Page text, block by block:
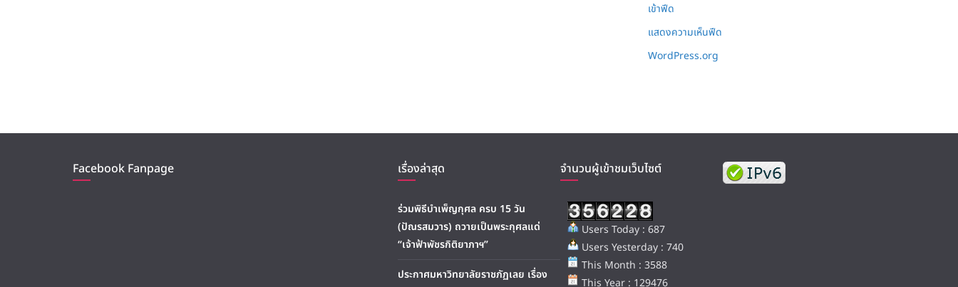
เข้าฟีด
แสดงความเห็นฟีด
WordPress.org
Facebook Fanpage เรื่องล่าสุด
ร่วมพิธีบำเพ็ญกุศล ครบ 15 วัน
(ปัณรสมวาร) ถวายเป็นพระกุศลแด่
“เจ้าฟ้าพัชรกิติยาภาฯ”
ประกาศมหาวิทยาลัยราชภัฏเลย เรื่อง
จำนวนผู้เข้าชมเว็บไซต์
Users Today : 687
Users Yesterday : 740
This Month : 3588
This Year : 129476